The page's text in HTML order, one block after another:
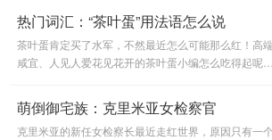
怎么表达时下热点问题——环境
热门词汇：“茶叶蛋”用法语怎么说
茶叶蛋肯定买了水军，不然最近怎么可能那么红！高
咸宜、人见人爱花见花开的茶叶蛋小编怎么吃得起
萌倒御宅族：克里米亚女检察官
克里米亚的新任女检察长最近走红世界，原因只有一